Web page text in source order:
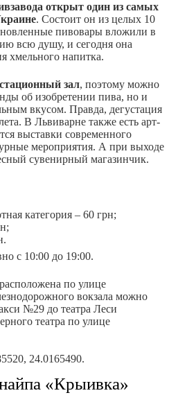
открыт один из самых
. Состоит он из целых 10
пивовары вложили в
всю душу, и сегодня она
хмельного напитка.
зал, поэтому можно
об изобретении пива, но и
вкусом. Правда, дегустация
В Львиварне также есть арт-
выставки современного
мероприятия. А при выходе
сувенирный магазинчик.
категория – 60 грн;
с 10:00 до 19:00.
по улице
вокзала можно
№29 до театра Леси
театра по улице
24.0165490.
«Крыивка»